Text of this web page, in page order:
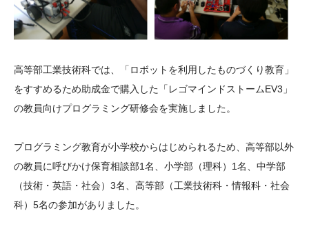
次世代理系人材育成プ
ログラム助成
高等部工業技術科では、「ロボットを利用したものづくり教育」
をすすめるため助成金で購入した「レゴマインドストームEV3」
の教員向けプログラミング研修会を実施しました。
プログラミング教育が小学校からはじめられるため、高等部以外
の教員に呼びかけ保育相談部1名、小学部（理科）1名、中学部
（技術・英語・社会）3名、高等部（工業技術科・情報科・社会
科）5名の参加がありました。